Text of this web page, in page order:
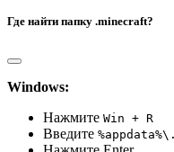
Где найти папку .minecraft?
Windows:
Нажмите Win + R
Введите